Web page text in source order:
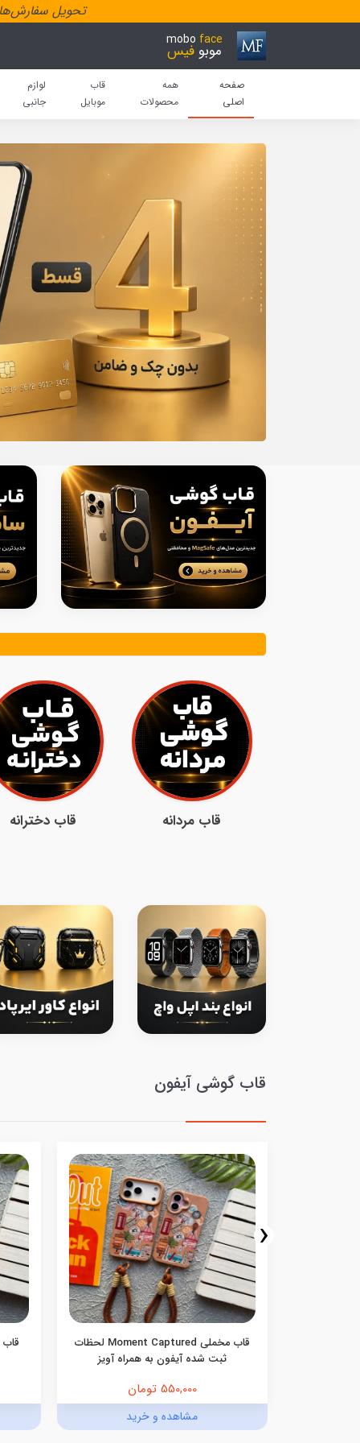
تحویل
mobo face
موبو فیس
صفحه
اصلی
همه
محصولات
قاب
موبایل
لوازم
جانبی
قاب مردانه قاب دخترانه
قاب گوشی آیفون
قاب مخملی Moment Captured لحظات
ثبت شده آیفون به همراه آویز
550,000 تومان
مشاهده و خرید
‹